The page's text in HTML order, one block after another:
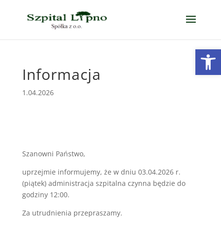
Informacja
1.04.2026
Szanowni Państwo,
uprzejmie informujemy, że w dniu 03.04.2026 r.
(piątek) administracja szpitalna czynna będzie do
godziny 12:00.
Za utrudnienia przepraszamy.